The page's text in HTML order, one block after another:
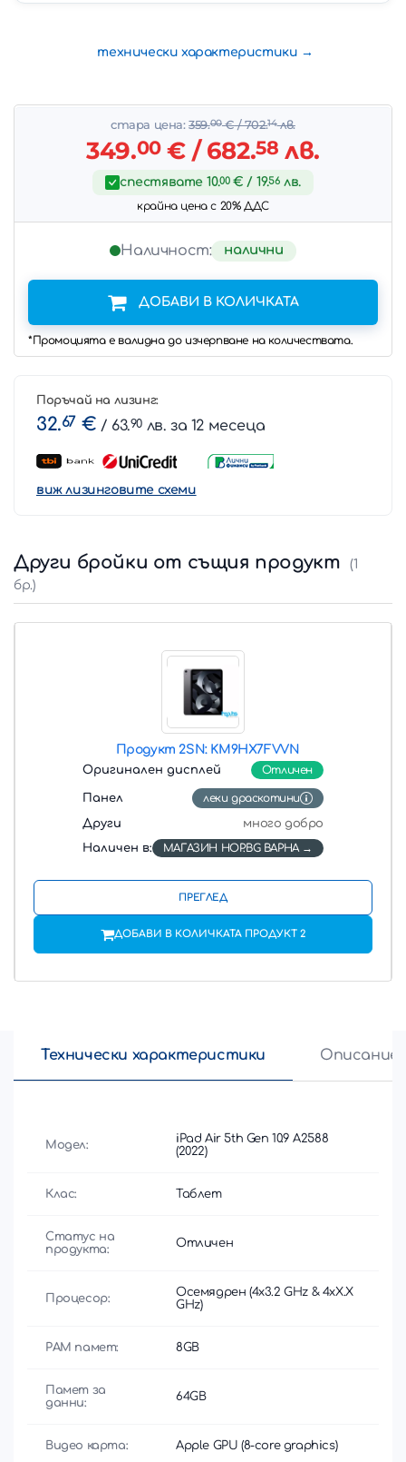
технически характеристики
стара цена:359.00€/ 702.14лв.
349.00€ / 682.58 лв.
спестявате 10.00€ / 19.56 лв.
крайна цена с 20% ДДС
Наличност: налични
ДОБАВИ В КОЛИЧКАТА
*Промоцията е валидна до изчерпване на количествата.
Поръчай на лизинг:
32.67 € / 63.90 лв. за 12 месеца
виж лизинговите схеми
Други бройки от същия продукт
(1
бр.)
Продукт 2SN: KM9HX7FVVN
Оригинален дисплей Отличен
Панел
леки драскотини
Други
много добро
Наличен в:
МАГАЗИН HOP.BG ВАРНА
ПРЕГЛЕД
ДОБАВИ В КОЛИЧКАТА ПРОДУКТ 2
Технически характеристики Описание
Модел:
iPad Air 5th Gen 10.9 A2588
(2022)
Клас: Таблет
Статус на
продукта:
Отличен
Процесор:
Осемядрен (4x3.2 GHz & 4xX.X
GHz)
РАМ памет: 8GB
Памет за
данни:
64GB
Видео карта: Apple GPU (8-core graphics)